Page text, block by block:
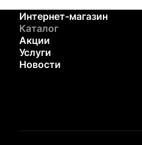
Интернет-магазин
Каталог
Акции
Услуги
Новости